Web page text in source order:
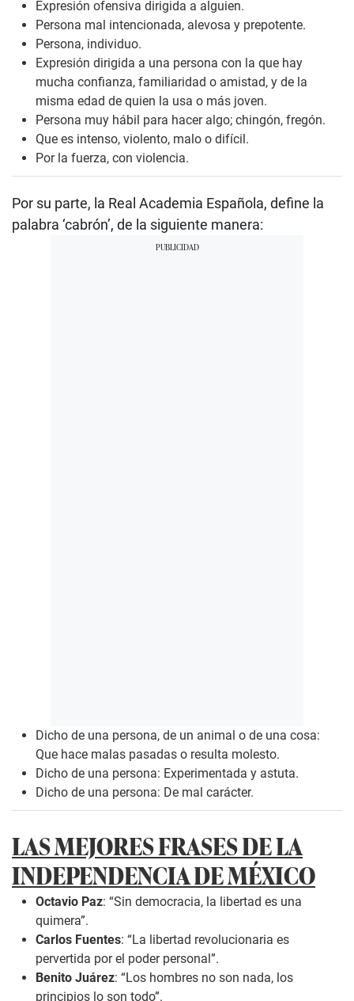
Expresión ofensiva dirigida a alguien.
Persona mal intencionada, alevosa y prepotente.
Persona, individuo.
Expresión dirigida a una persona con la que hay
mucha confianza, familiaridad o amistad, y de la
misma edad de quien la usa o más joven.
Persona muy hábil para hacer algo; chingón, fregón.
Que es intenso, violento, malo o difícil.
Por la fuerza, con violencia.
Por su parte, la Real Academia Española, define la
palabra ‘cabrón’, de la siguiente manera:
Dicho de una persona, de un animal o de una cosa:
Que hace malas pasadas o resulta molesto.
Dicho de una persona: Experimentada y astuta.
Dicho de una persona: De mal carácter.
LAS MEJORES FRASES DE LA
INDEPENDENCIA DE MÉXICO
Octavio Paz: “Sin democracia, la libertad es una
quimera”.
Carlos Fuentes: “La libertad revolucionaria es
pervertida por el poder personal”.
Benito Juárez: “Los hombres no son nada, los
principios lo son todo”.